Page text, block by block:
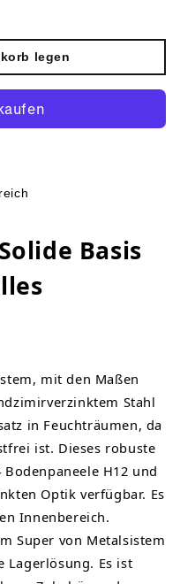
legen
Basis
mit den Maßen
Stahl
in Feuchträumen, da
ist. Dieses robuste
H12 und
Optik verfügbar. Es
Innenbereich.
Super von Metalsistem
Es ist